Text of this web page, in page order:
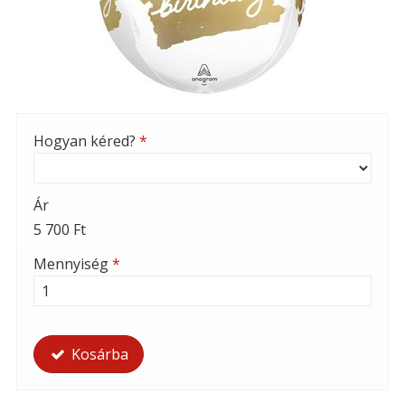
Hogyan kéred? *
Ár
5 700 Ft
Mennyiség*
Kosárba